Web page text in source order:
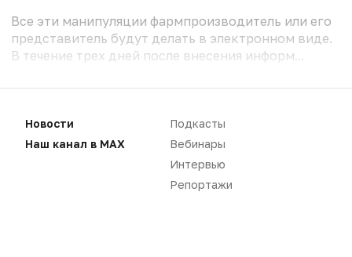
Все эти манипуляции фармпроизводитель или его
представитель будут делать в электронном виде.
В течение трех дней после внесения информ...
Для чтения статей необходимо
Вам необходимо войти в свой аккаунт, либо
Новости
Наш канал в MAX
Подкасты
Вебинары
Интервью
Репортажи